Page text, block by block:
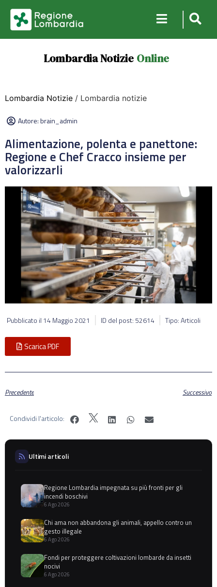
Lombardia Notizie Online
Lombardia Notizie / Lombardia notizie
Autore:brain_admin
Alimentazione, polenta e panettone:
Regione e Chef Cracco insieme per
valorizzarli
Pubblicato il 14 Maggio 2021 ID del post: 52614 Tipo: Articoli
Scarica PDF
Precedente Successivo
Condividi l'articolo:
Ultimi articoli
Regione Lombardia impegnata su più fronti per gli
incendi boschivi
6 Ago 2026
Chi ama non abbandona gli animali, appello contro un
gesto illegale
6 Ago 2026
Fondi per proteggere coltivazioni lombarde da insetti
nocivi
6 Ago 2026